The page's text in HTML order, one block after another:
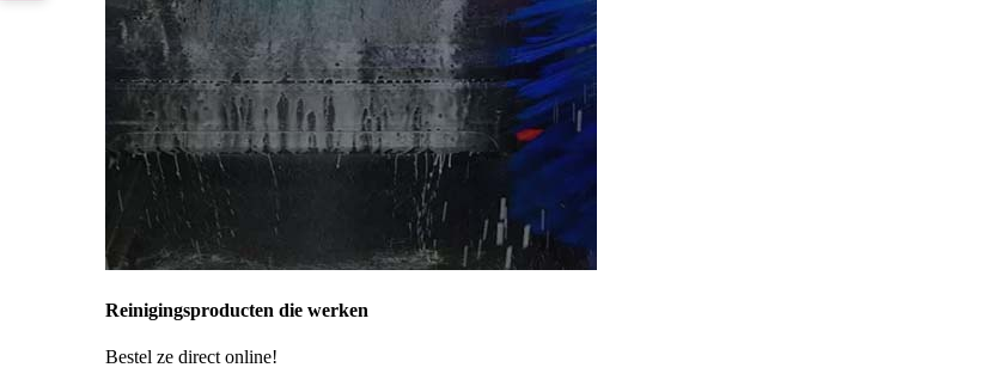
Reinigingsproducten die werken
Bestel ze direct online!